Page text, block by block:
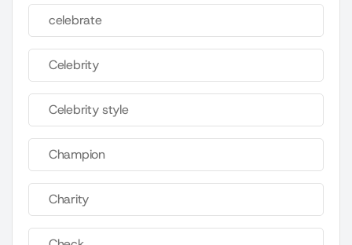
celebrate
Celebrity
Celebrity style
Champion
Charity